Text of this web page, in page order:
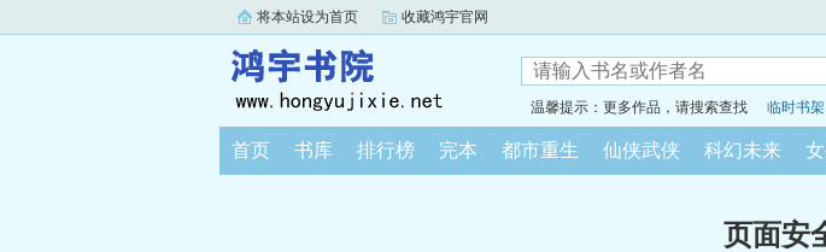
将本站设为首页 收藏鸿宇官网
温馨提示：更多作品，请搜索查找 临时书架
首页 书库 排行榜 完本 都市重生 仙侠武侠 科幻未来
页面安